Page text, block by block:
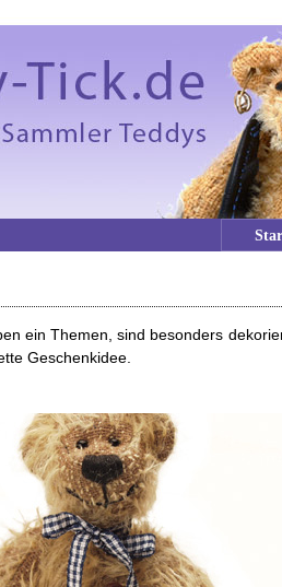
ein Themen, sind besonders
Geschenkidee.